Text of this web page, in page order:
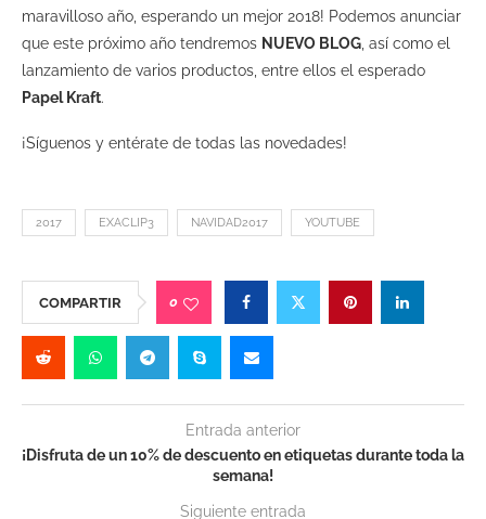
maravilloso año, esperando un mejor 2018! Podemos anunciar
que este próximo año tendremos NUEVO BLOG , así como el
lanzamiento de varios productos, entre ellos el esperado
Papel Kraft.
¡Síguenos y entérate de todas las novedades!
2017 EXACLIP3 NAVIDAD2017 YOUTUBE
COMPARTIR 0
Entrada anterior
¡Disfruta de un 10% de descuento en etiquetas durante toda la
semana!
Siguiente entrada